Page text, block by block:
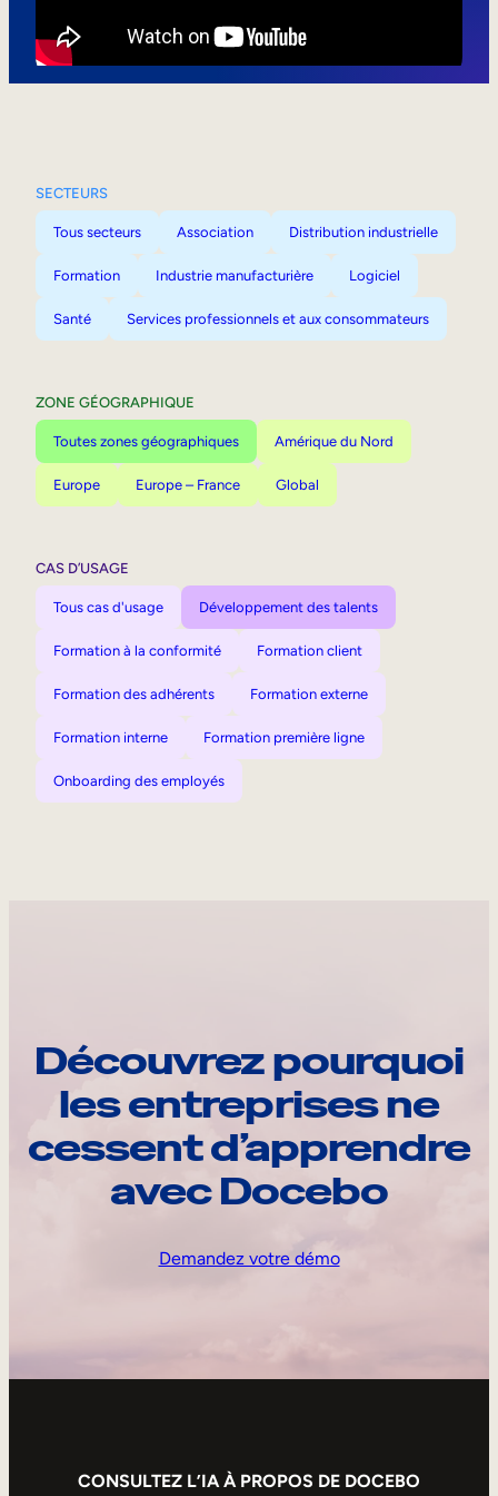
SECTEURS
Tous secteurs Association Distribution industrielle
Formation Industrie manufacturière Logiciel
Santé Services professionnels et aux consommateurs
ZONE GÉOGRAPHIQUE
Toutes zones géographiques Amérique du Nord
Europe Europe – France Global
CAS D’USAGE
Tous cas d'usage Développement des talents
Formation à la conformité Formation client
Formation des adhérents Formation externe
Formation interne Formation première ligne
Onboarding des employés
Découvrez pourquoi
les entreprises ne
cessent d’apprendre
avec Docebo
Demandez votre démo
CONSULTEZ L’IA À PROPOS DE DOCEBO